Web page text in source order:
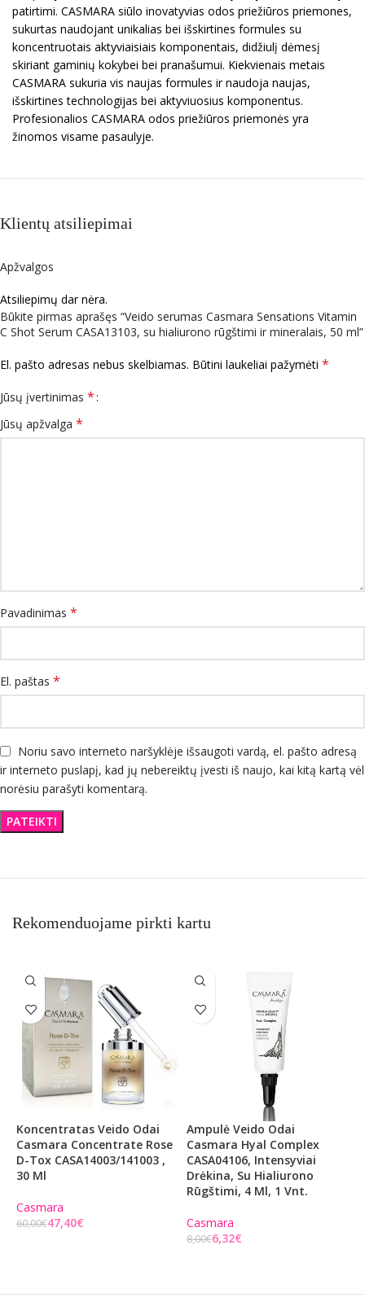
patirtimi. CASMARA siūlo inovatyvias odos priežiūros priemones,
sukurtas naudojant unikalias bei išskirtines formules su
koncentruotais aktyviaisiais komponentais, didžiulį dėmesį
skiriant gaminių kokybei bei pranašumui. Kiekvienais metais
CASMARA sukuria vis naujas formules ir naudoja naujas,
išskirtines technologijas bei aktyviuosius komponentus.
Profesionalios CASMARA odos priežiūros priemonės yra
žinomos visame pasaulyje.
Klientų atsiliepimai
Apžvalgos
Atsiliepimų dar nėra.
Būkite pirmas aprašęs “Veido serumas Casmara Sensations Vitamin
C Shot Serum CASA13103, su hialiurono rūgštimi ir mineralais, 50 ml”
El. pašto adresas nebus skelbiamas. Būtini laukeliai pažymėti *
Jūsų įvertinimas *
Jūsų apžvalga *
Pavadinimas *
El. paštas *
Noriu savo interneto naršyklėje išsaugoti vardą, el. pašto adresą
ir interneto puslapį, kad jų nebereiktų įvesti iš naujo, kai kitą kartą vėl
norėsiu parašyti komentarą.
Rekomenduojame pirkti kartu
Koncentratas Veido Odai
Casmara Concentrate Rose
D-Tox CASA14003/141003 ,
30 Ml
Casmara
60,00€47,40€
Ampulė Veido Odai
Casmara Hyal Complex
CASA04106, Intensyviai
Drėkina, Su Hialiurono
Rūgštimi, 4 Ml, 1 Vnt.
Casmara
8,00€6,32€